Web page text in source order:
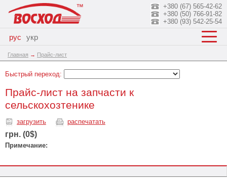
рус укр
+380 (67) 565-42-62
+380 (50) 766-91-82
+380 (93) 542-25-54
Главная → Прайс-лист
Быстрый переход:
Прайс-лист на запчасти к
сельскохозтенике
загрузить распечатать
грн. (0$)
Примечание: